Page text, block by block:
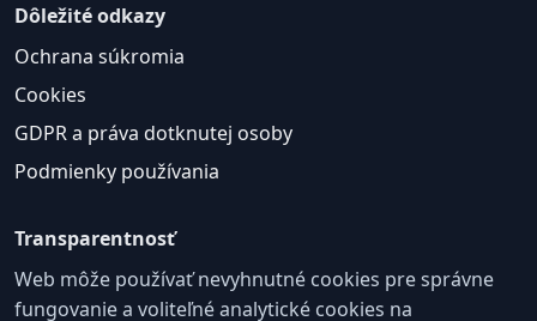
Dôležité odkazy
Ochrana súkromia
Cookies
GDPR a práva dotknutej osoby
Podmienky používania
Transparentnosť
Web môže používať nevyhnutné cookies pre správne
fungovanie a voliteľné analytické cookies na